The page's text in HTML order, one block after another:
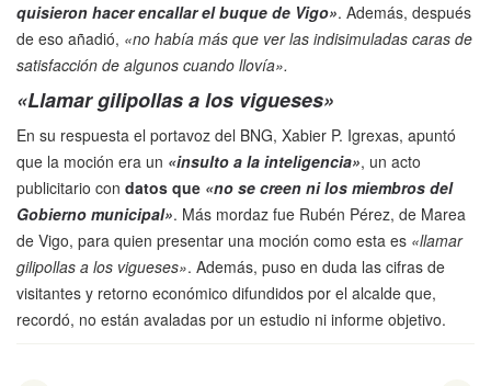
quisieron hacer encallar el buque de Vigo». Además, después
de eso añadió, «no había más que ver las indisimuladas caras de
satisfacción de algunos cuando llovía».
«Llamar gilipollas a los vigueses»
En su respuesta el portavoz del BNG, Xabier P. Igrexas, apuntó
que la moción era un «insulto a la inteligencia», un acto
publicitario con datos que «no se creen ni los miembros del
Gobierno municipal». Más mordaz fue Rubén Pérez, de Marea
de Vigo, para quien presentar una moción como esta es «llamar
gilipollas a los vigueses». Además, puso en duda las cifras de
visitantes y retorno económico difundidos por el alcalde que,
recordó, no están avaladas por un estudio ni informe objetivo.